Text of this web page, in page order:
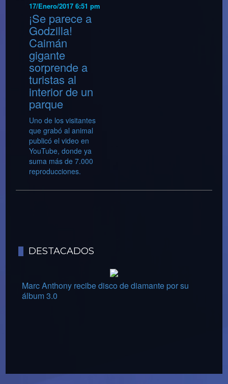
17/Enero/2017 6:51 pm
¡Se parece a
Godzilla!
Caimán
gigante
sorprende a
turistas al
interior de un
parque
Uno de los visitantes
que grabó al animal
publicó el video en
YouTube, donde ya
suma más de 7.000
reproducciones.
DESTACADOS
Marc Anthony recibe disco de diamante por su
álbum 3.0